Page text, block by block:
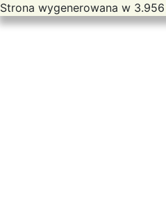
Strona wygenerowana w